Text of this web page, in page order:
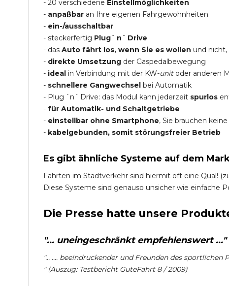
- 20 verschiedene Einstellmöglichkeiten
- anpaßbar an Ihre eigenen Fahrgewohnheiten
- ein-/ausschaltbar
- steckerfertig Plug´ n´ Drive
- das Auto fährt los, wenn Sie es wollen und
- direkte Umsetzung der Gaspedalbewegung
- ideal in Verbindung mit der KW-unitoder anderen
- schnellere Gangwechsel bei Automatik
- Plug `n´ Drive: das Modul kann jederzeit spurlos
- für Automatik- und Schaltgetriebe
- einstellbar ohne Smartphone, Sie brauchen
- kabelgebunden, somit störungsfreier Betrieb
Es gibt ähnliche Systeme auf dem
Fahrten im Stadtverkehr sind hiermit oft eine Qual!
Diese Systeme sind genauso unsicher wie einfache
Die Presse hatte unsere
"... uneingeschränkt empfehlenswert
"... .... beeindruckender und Freunden des
" (Auszug: Testbericht GuteFahrt 8 / 2009)